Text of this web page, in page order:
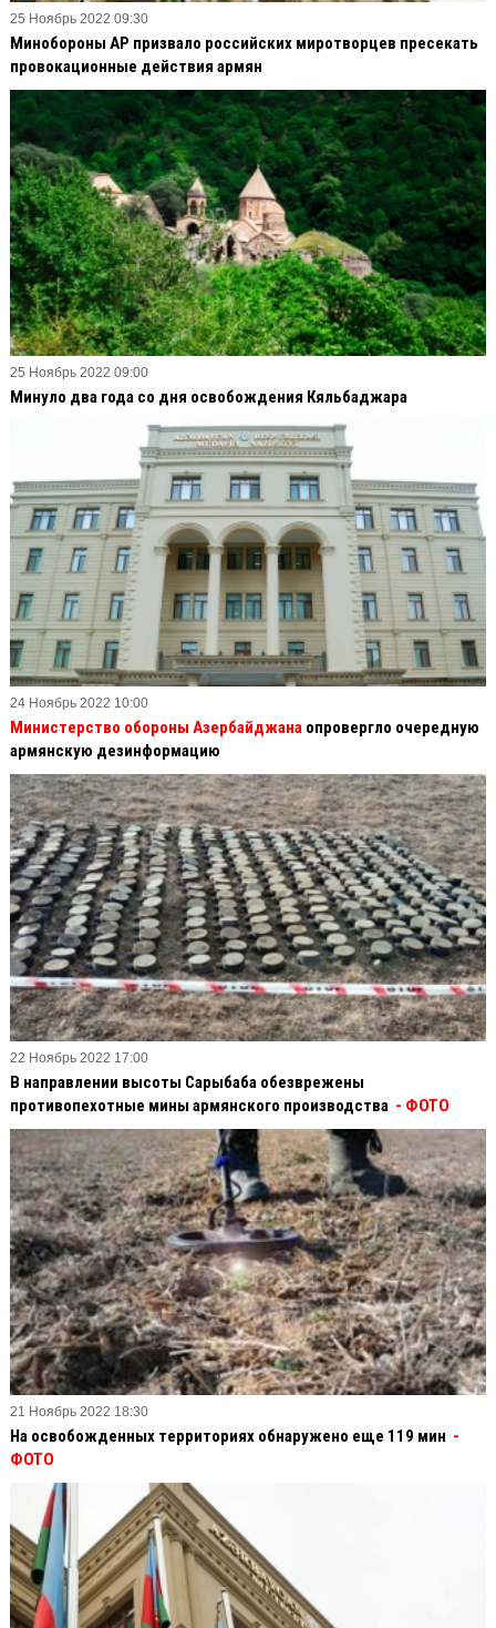
25 Ноябрь 2022 09:30
Минобороны АР призвало российских миротворцев пресекать
провокационные действия армян
25 Ноябрь 2022 09:00
Минуло два года со дня освобождения Кяльбаджара
24 Ноябрь 2022 10:00
Министерство обороны Азербайджана опровергло очередную
армянскую дезинформацию
22 Ноябрь 2022 17:00
В направлении высоты Сарыбаба обезврежены
противопехотные мины армянского производства - ФОТО
21 Ноябрь 2022 18:30
На освобожденных территориях обнаружено еще 119 мин -
ФОТО